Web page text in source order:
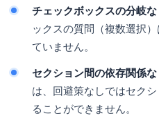
チェックボックスの分岐な
ックスの質問（複数選択
ていません。
セクション間の依存関係な
は、回避策なしではセク
ることができません。